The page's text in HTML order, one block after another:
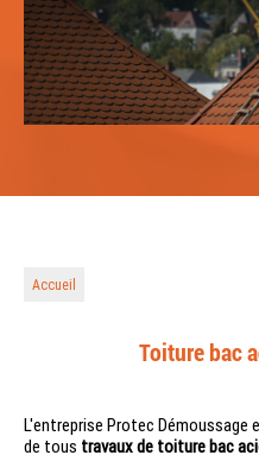
Accueil
Toiture bac
L'entreprise Protec Démoussage
de tous travaux de toiture bac